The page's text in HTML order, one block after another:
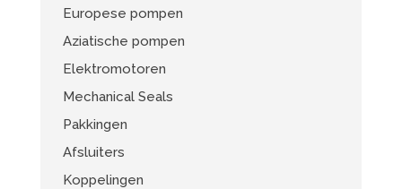
Europese pompen
Aziatische pompen
Elektromotoren
Mechanical Seals
Pakkingen
Afsluiters
Koppelingen